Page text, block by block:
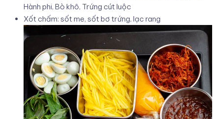
Hành phi, Bò khô, Trứng cút luộc
Xốt chấm: sốt me, sốt bơ trứng, lạc rang